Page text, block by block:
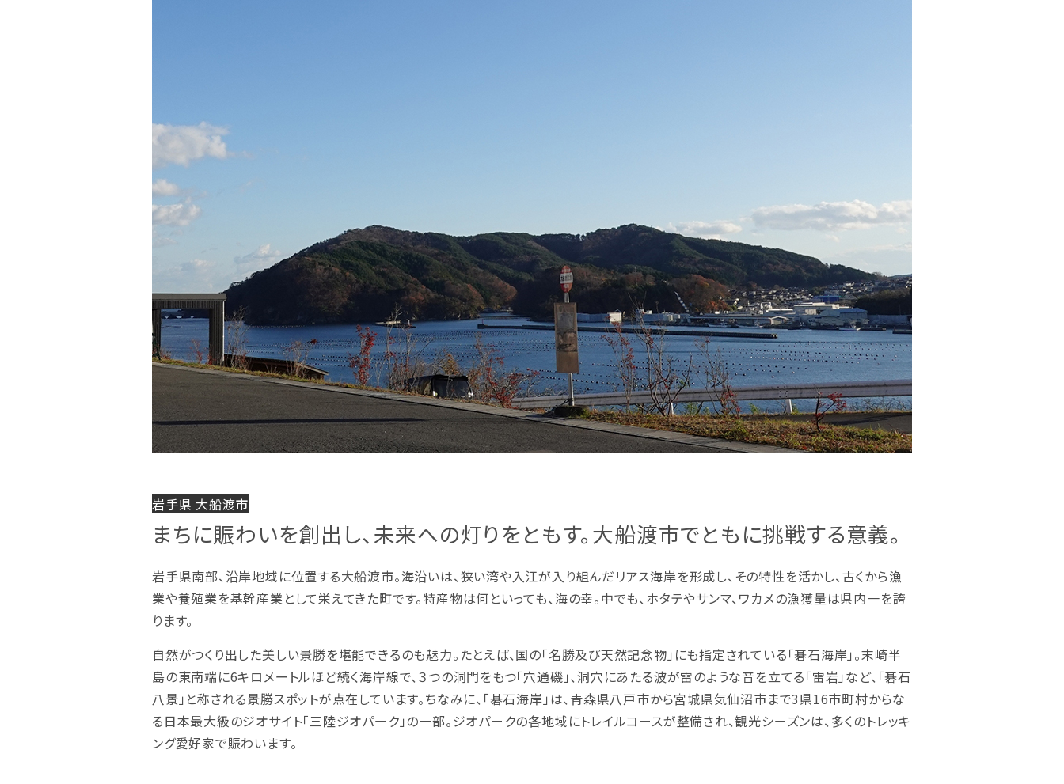
岩手県 大船渡市
まちに賑わいを創出し、未来への灯りをともす。大船渡市でともに挑戦する意義。
岩手県南部、沿岸地域に位置する大船渡市。海沿いは、狭い湾や入江が入り組んだリアス海岸を形成し、その特性を活かし、古くから漁
業や養殖業を基幹産業として栄えてきた町です。特産物は何といっても、海の幸。中でも、ホタテやサンマ、ワカメの漁獲量は県内一を誇
ります。
自然がつくり出した美しい景勝を堪能できるのも魅力。たとえば、国の「名勝及び天然記念物」にも指定されている「碁石海岸」。末崎半
島の東南端に6キロメートルほど続く海岸線で、３つの洞門をもつ「穴通磯」、洞穴にあたる波が雷のような音を立てる「雷岩」など、「碁石
八景」と称される景勝スポットが点在しています。ちなみに、「碁石海岸」は、青森県八戸市から宮城県気仙沼市まで3県16市町村からな
る日本最大級のジオサイト「三陸ジオパーク」の一部。ジオパークの各地域にトレイルコースが整備され、観光シーズンは、多くのトレッキ
ング愛好家で賑わいます。